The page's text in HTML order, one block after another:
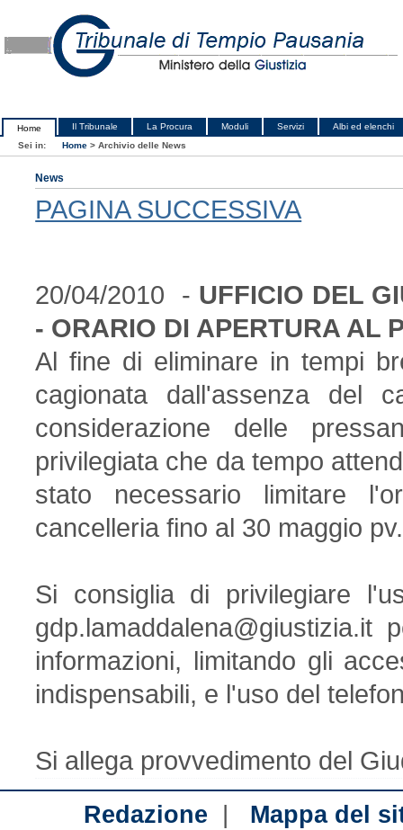
Home Il Tribunale La Procura Moduli Servizi
Albi ed elenchi
Sei in:
Home > Archivio delle News
News
PAGINA SUCCESSIVA
20/04/2010 - UFFICIO DEL
- ORARIO DI APERTURA AL
Al fine di eliminare in tempi
cagionata dall'assenza del
considerazione delle
privilegiata che da tempo
stato necessario limitare
cancelleria fino al 30 maggio pv.
Si consiglia di privilegiare
informazioni, limitando gli
indispensabili, e l'uso del
Si allega provvedimento del
Redazione
Mappa del